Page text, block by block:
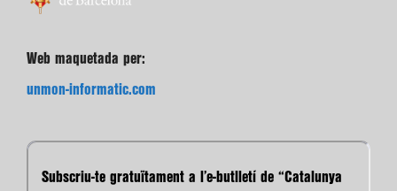
Web maquetada per:
unmon-informatic.com
Subscriu-te gratuïtament a l’e-butlletí de “Catalunya